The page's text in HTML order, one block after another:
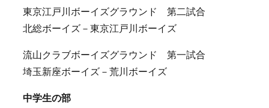
東京江戸川ボーイズグラウンド 第二試合
北総ボーイズ－東京江戸川ボーイズ
流山クラブボーイズグラウンド 第一試合
埼玉新座ボーイズ－荒川ボーイズ
中学生の部